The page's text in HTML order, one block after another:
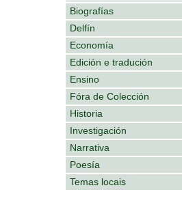
Biografías
Delfín
Economía
Edición e tradución
Ensino
Fóra de Colección
Historia
Investigación
Narrativa
Poesía
Temas locais